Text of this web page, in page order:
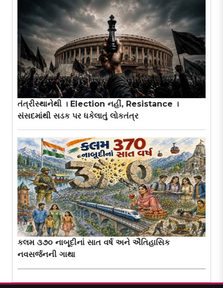
તંત્રીસ્થાનેથી । Election નહીં, Resistance ।
સંસદમાંથી સડક પર ધકેલાતું લોકતંત્ર
કલમ ૩૭૦ નાબૂદીનાં સાત વર્ષ અને ઐતિહાસિક
નવસર્જનની ગાથા